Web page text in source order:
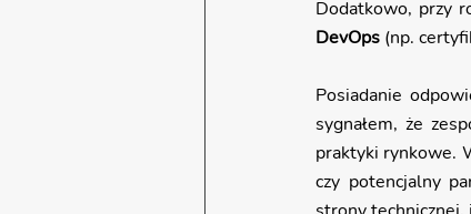
DevOps (np.
Posiadanie
sygnałem, że
praktyki rynkowe.
czy potencjalny